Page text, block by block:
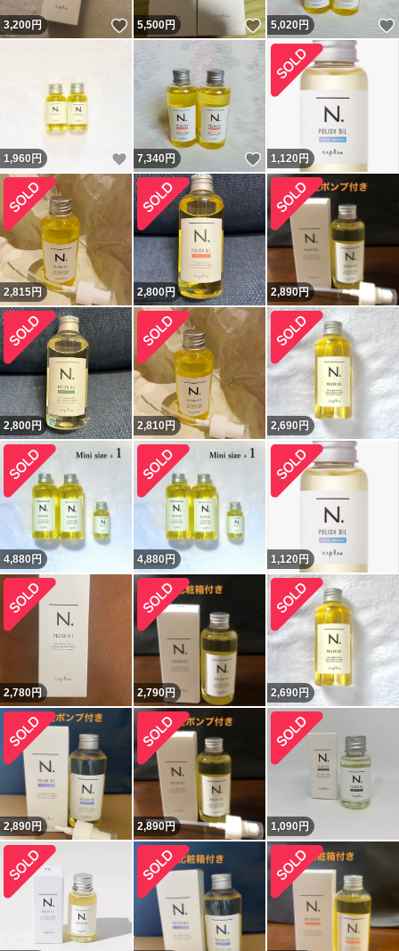
3,200円 いいね！
5,500円 いいね！
5,020円
1,960 円 いいね！
7,340円 いいね！
1,120 円
2,815円 2,800円 2,890円
2,800円 2,810円 2,690円
4,880円 4,880円 1,120 円
2,780円 2,790円 2,690円
2,890円 2,890円 1,090円